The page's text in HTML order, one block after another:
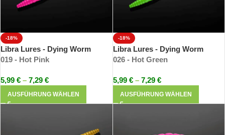
-18%
Libra Lures - Dying Worm
019 - Hot Pink
5,99 € – 7,29 €
AUSFÜHRUNG WÄHLEN
-18%
Libra Lures - Dying Worm
026 - Hot Green
5,99 €– 7,29 €
AUSFÜHRUNG WÄHLEN